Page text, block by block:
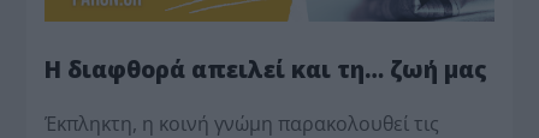
Η διαφθορά απειλεί και τη… ζωή μας
Έκπληκτη, η κοινή γνώμη παρακολουθεί τις